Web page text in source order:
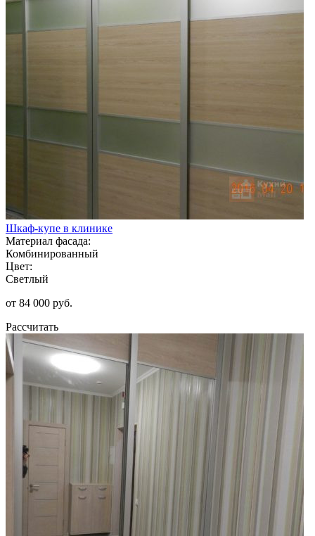
Шкаф-купе в клинике
Материал фасада:
Комбинированный
Цвет:
Светлый
от 84 000 руб.
Рассчитать